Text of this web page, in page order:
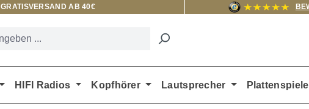
GRATISVERSAND AB 40€
HIFI Radios Kopfhörer Lautsprecher